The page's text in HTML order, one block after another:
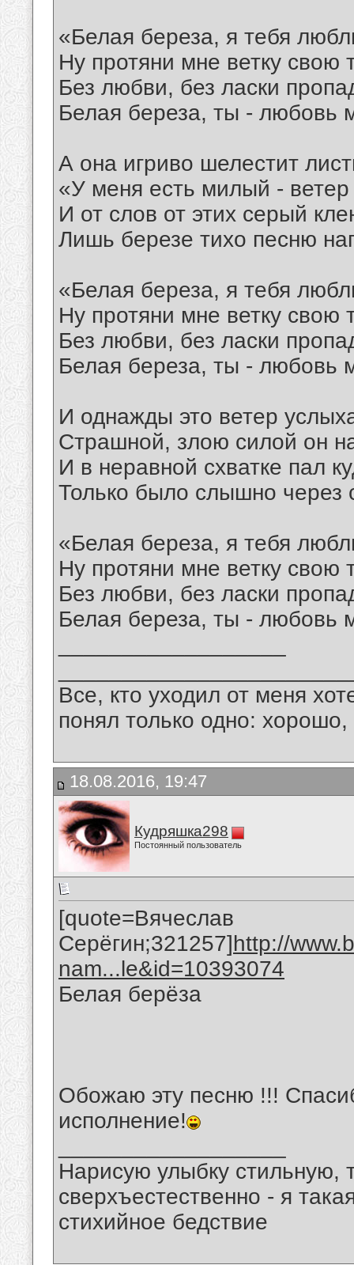
«Белая береза, я тебя
Ну протяни мне ветку свою
Без любви, без ласки
Белая береза, ты - любовь
А она игриво шелестит
«У меня есть милый -
И от слов от этих серый
Лишь березе тихо песню
«Белая береза, я тебя
Ну протяни мне ветку свою
Без любви, без ласки
Белая береза, ты - любовь
И однажды это ветер
Страшной, злою силой он
И в неравной схватке пал
Только было слышно через
«Белая береза, я тебя
Ну протяни мне ветку свою
Без любви, без ласки
Белая береза, ты - любовь
Все, кто уходил от меня
понял только одно:
18.08.2016, 19:47
Кудряшка298
Постоянный пользователь
[quote=Вячеслав
Серёгин;321257]http://
nam...le&id=10393074
Белая берёза
Обожаю эту песню !!!
исполнение!
Нарисую улыбку стильную,
сверхъестественно - я
стихийное бедствие